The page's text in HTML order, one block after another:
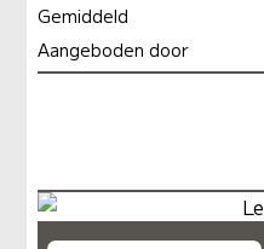
Gemiddeld
Aangeboden door